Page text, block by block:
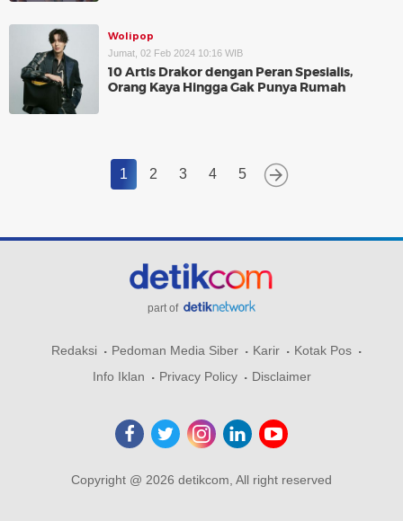
Wolipop
Jumat, 02 Feb 2024 10:16 WIB
10 Artis Drakor dengan Peran Spesialis,
Orang Kaya Hingga Gak Punya Rumah
1 2 3 4 5
part of
Redaksi Pedoman Media Siber Karir
Kotak Pos
Info Iklan
Privacy Policy Disclaimer
Copyright @ 2026 detikcom, All right reserved